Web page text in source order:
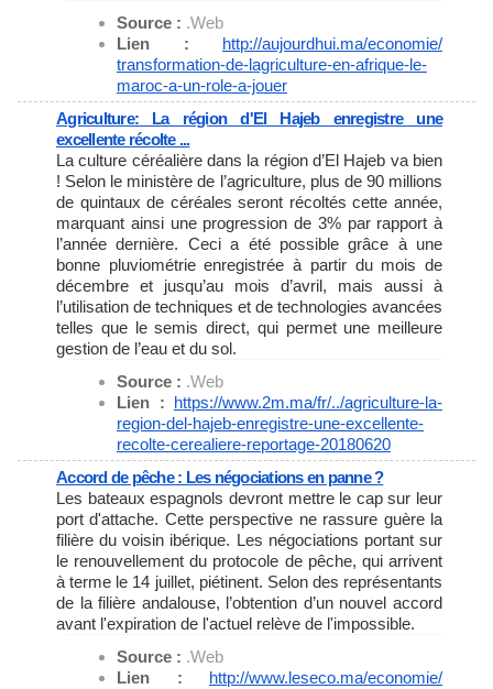
Source : .Web
Lien : http://aujourdhui.ma/economie/
transformation-de-lagriculture-en-afrique-le-
maroc-a-un-role-a-jouer
Agriculture: La région d'El Hajeb enregistre une
excellente récolte ...
La culture céréalière dans la région d’El Hajeb va bien
! Selon le ministère de l’agriculture, plus de 90 millions
de quintaux de céréales seront récoltés cette année,
marquant ainsi une progression de 3% par rapport à
l’année dernière. Ceci a été possible grâce à une
bonne pluviométrie enregistrée à partir du mois de
décembre et jusqu’au mois d’avril, mais aussi à
l’utilisation de techniques et de technologies avancées
telles que le semis direct, qui permet une meilleure
gestion de l’eau et du sol.
Source : .Web
Lien : https://www.2m.ma/fr/../agriculture-la-
region-del-hajeb-enregistre-une-excellente-
recolte-cerealiere-reportage-20180620
Accord de pêche : Les négociations en panne ?
Les bateaux espagnols devront mettre le cap sur leur
port d'attache. Cette perspective ne rassure guère la
filière du voisin ibérique. Les négociations portant sur
le renouvellement du protocole de pêche, qui arrivent
à terme le 14 juillet, piétinent. Selon des représentants
de la filière andalouse, l’obtention d’un nouvel accord
avant l'expiration de l'actuel relève de l'impossible.
Source : .Web
Lien : http://www.leseco.ma/economie/